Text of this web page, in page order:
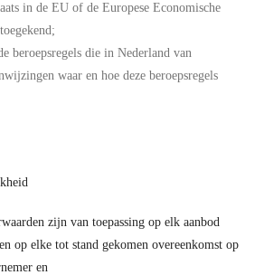
in de EU of de Europese Economische
beroepsregels die in Nederland van
waar en hoe deze beroepsregels
zijn van toepassing op elk aanbod
op elke tot stand gekomen overeenkomst op
en